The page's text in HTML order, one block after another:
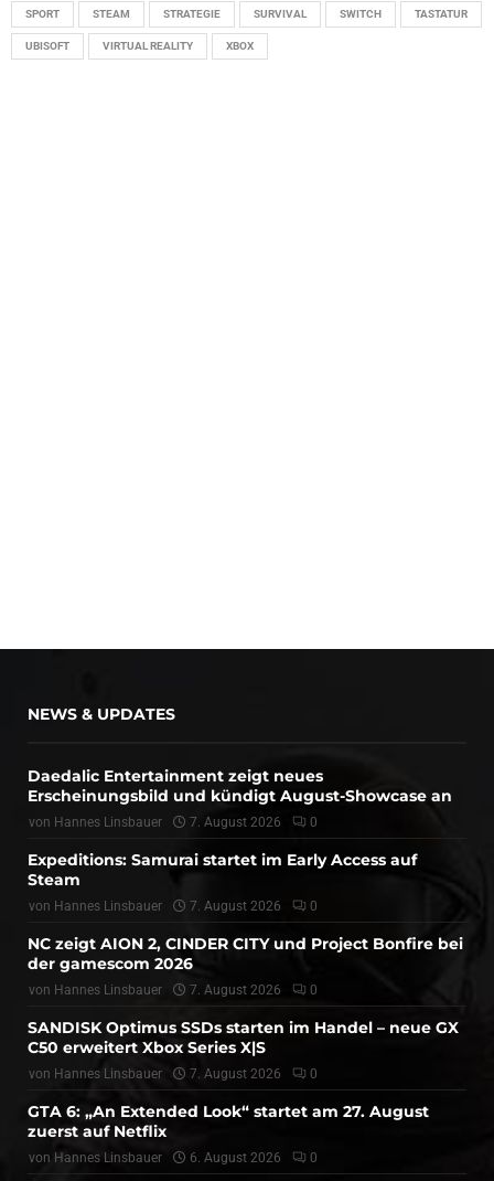
SPORT STEAM STRATEGIE SURVIVAL SWITCH TASTATUR
UBISOFT VIRTUAL REALITY XBOX
NEWS & UPDATES
Daedalic Entertainment zeigt neues
Erscheinungsbild und kündigt August-Showcase an
von Hannes Linsbauer 7. August 2026 0
Expeditions: Samurai startet im Early Access auf
Steam
von Hannes Linsbauer 7. August 2026 0
NC zeigt AION 2, CINDER CITY und Project Bonfire bei
der gamescom 2026
von Hannes Linsbauer 7. August 2026 0
SANDISK Optimus SSDs starten im Handel – neue GX
C50 erweitert Xbox Series X|S
von Hannes Linsbauer 7. August 2026 0
GTA 6: „An Extended Look“ startet am 27. August
zuerst auf Netflix
von Hannes Linsbauer 6. August 2026 0